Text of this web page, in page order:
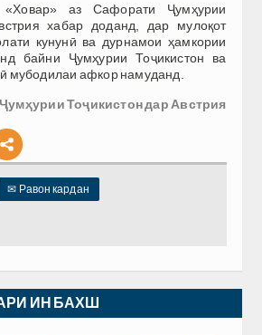
аз Сафорати Ҷумҳурии
хабар доданд, дар мулоқот
кунунӣ ва дурнамои ҳамкории
байни Ҷумҳурии Тоҷикистон ва
мубодилаи афкор намуданд.
Тоҷикистон дар Австрия
✉ Равон кардан
ИН БАХШ